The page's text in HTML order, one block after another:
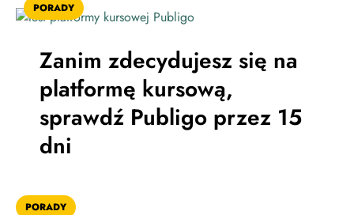
PORADY
Zanim zdecydujesz się na
platformę kursową,
sprawdź Publigo przez 15
dni
PORADY